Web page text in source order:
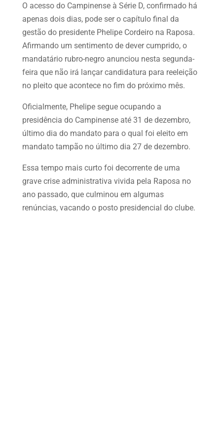
O acesso do Campinense à Série D, confirmado há
apenas dois dias, pode ser o capítulo final da
gestão do presidente Phelipe Cordeiro na Raposa.
Afirmando um sentimento de dever cumprido, o
mandatário rubro-negro anunciou nesta segunda-
feira que não irá lançar candidatura para reeleição
no pleito que acontece no fim do próximo mês.
Oficialmente, Phelipe segue ocupando a
presidência do Campinense até 31 de dezembro,
último dia do mandato para o qual foi eleito em
mandato tampão no último dia 27 de dezembro.
Essa tempo mais curto foi decorrente de uma
grave crise administrativa vivida pela Raposa no
ano passado, que culminou em algumas
renúncias, vacando o posto presidencial do clube.